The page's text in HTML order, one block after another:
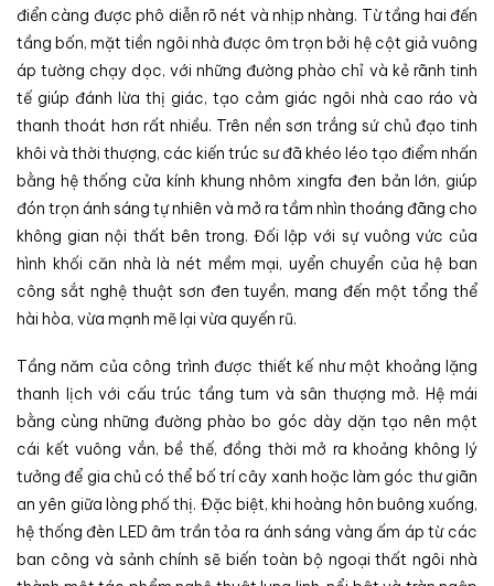
điển càng được phô diễn rõ nét và nhịp nhàng. Từ tầng hai đến
tầng bốn, mặt tiền ngôi nhà được ôm trọn bởi hệ cột giả vuông
áp tường chạy dọc, với những đường phào chỉ và kẻ rãnh tinh
tế giúp đánh lừa thị giác, tạo cảm giác ngôi nhà cao ráo và
thanh thoát hơn rất nhiều. Trên nền sơn trắng sứ chủ đạo tinh
khôi và thời thượng, các kiến trúc sư đã khéo léo tạo điểm nhấn
bằng hệ thống cửa kính khung nhôm xingfa đen bản lớn, giúp
đón trọn ánh sáng tự nhiên và mở ra tầm nhìn thoáng đãng cho
không gian nội thất bên trong. Đối lập với sự vuông vức của
hình khối căn nhà là nét mềm mại, uyển chuyển của hệ ban
công sắt nghệ thuật sơn đen tuyền, mang đến một tổng thể
hài hòa, vừa mạnh mẽ lại vừa quyến rũ.
Tầng năm của công trình được thiết kế như một khoảng lặng
thanh lịch với cấu trúc tầng tum và sân thượng mở. Hệ mái
bằng cùng những đường phào bo góc dày dặn tạo nên một
cái kết vuông vắn, bề thế, đồng thời mở ra khoảng không lý
tưởng để gia chủ có thể bố trí cây xanh hoặc làm góc thư giãn
an yên giữa lòng phố thị. Đặc biệt, khi hoàng hôn buông xuống,
hệ thống đèn LED âm trần tỏa ra ánh sáng vàng ấm áp từ các
ban công và sảnh chính sẽ biến toàn bộ ngoại thất ngôi nhà